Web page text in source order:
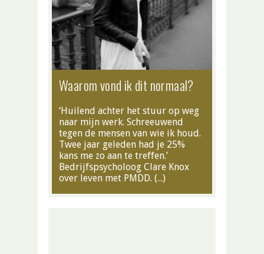
Waarom vond ik dit normaal?
‘Huilend achter het stuur op weg
naar mijn werk. Schreeuwend
tegen de mensen van wie ik houd.
Twee jaar geleden had je 25%
kans me zo aan te treffen.’
Bedrijfspsycholoog Clare Knox
over leven met PMDD. (…)